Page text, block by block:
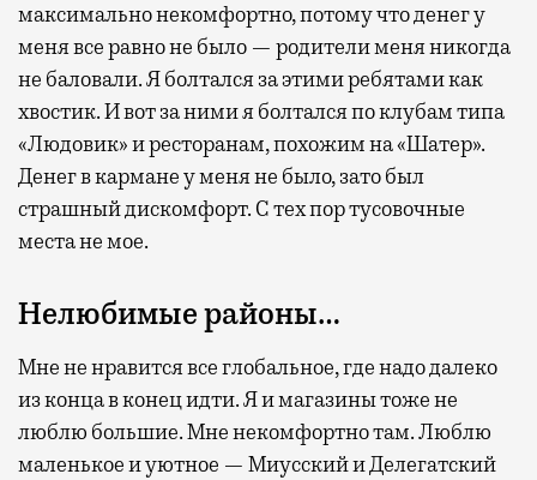
максимально некомфортно, потому что денег у
меня все равно не было — родители меня никогда
не баловали. Я болтался за этими ребятами как
хвостик. И вот за ними я болтался по клубам типа
«Людовик» и ресторанам, похожим на «Шатер».
Денег в кармане у меня не было, зато был
страшный дискомфорт. С тех пор тусовочные
места не мое.
Нелюбимые районы…
Мне не нравится все глобальное, где надо далеко
из конца в конец идти. Я и магазины тоже не
люблю большие. Мне некомфортно там. Люблю
маленькое и уютное — Миусский и Делегатский